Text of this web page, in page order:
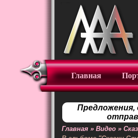
Главная
Предложения,
Главная » Видео »